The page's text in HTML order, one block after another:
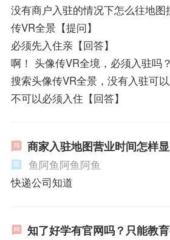
没有商户入驻的情况下怎么往地图
传VR全景【提问】
必须先入住亲【回答】
啊！ 头像传VR全境，必须入驻吗
搜索头像传VR全景，没有入驻可以
不可以必须入住【回答】
商家入驻地图营业时间怎样
鱼阿鱼阿鱼阿鱼
快递公司知道
知了好学有官网吗？只能教